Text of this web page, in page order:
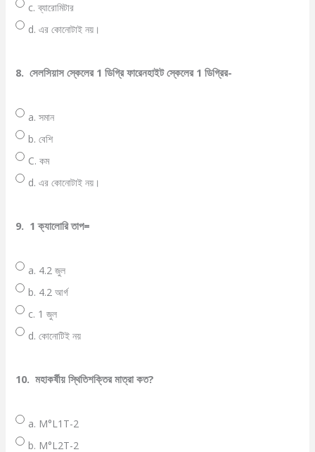
c. ব্যারোমিটার
d. এর কোনোটাই নয়।
8. সেলসিয়াস স্কেলের 1 ডিগ্রি ফারেনহাইট স্কেলের 1 ডিগ্রির-
a. সমান
b. বেশি
C. কম
d. এর কোনোটাই নয়।
9. 1 ক্যালোরি তাপ=
a. 4.2 জুল
b. 4.2 আর্গ
c. 1 জুল
d. কোনোটিই নয়
10. মহাকর্ষীয় স্থিতিশক্তির মাত্রা কত?
a. M°L1T-2
b. M°L2T-2